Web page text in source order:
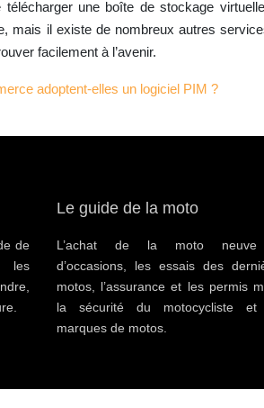
télécharger une boîte de stockage
mais il existe de nombreux autres
facilement à l’avenir.
adoptent-elles un logiciel PIM ?
de
les
Le guide de la moto
L’achat de la moto
d’occasions, les essais des
motos, l’assurance et les permis
la sécurité du motocycliste et
marques de motos.